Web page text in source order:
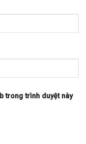
trong trình duyệt này